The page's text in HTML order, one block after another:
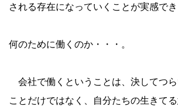
される存在になっていくことが実感でき
何のために働くのか・・・。
会社で働くということは、決してつ
ことだけではなく、自分たちの生きて